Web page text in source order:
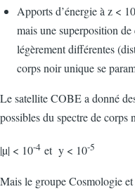
Apports d’énergie à z < 10
mais une superposition
légèrement différentes
corps noir unique se
Le satellite COBE a donné
possibles du spectre de corps
|µ| < 10-4 et y < 10-5
Mais le groupe Cosmologie